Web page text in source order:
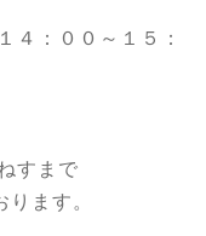
４：００～１５：
すまで
ます。